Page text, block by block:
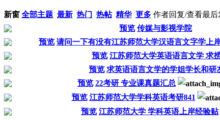
新窗 全部主题 最新 热门 热帖 精华 更多 作者回复/查看最后
预览 传媒与影视学院
预览 请问一下有没有江苏师范大学汉语言文字学上
预览 江苏师范大学英语语言文学 求
预览 求英语语言文学的学姐学长和研
预览 22考研 专业课真题汇总
预览 江苏师范大学学科英语考研841
预览 江苏师范大学 学科英语上岸经验贴